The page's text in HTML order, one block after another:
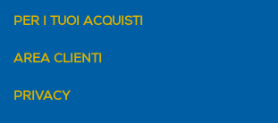
PER I TUOI ACQUISTI
AREA CLIENTI
PRIVACY